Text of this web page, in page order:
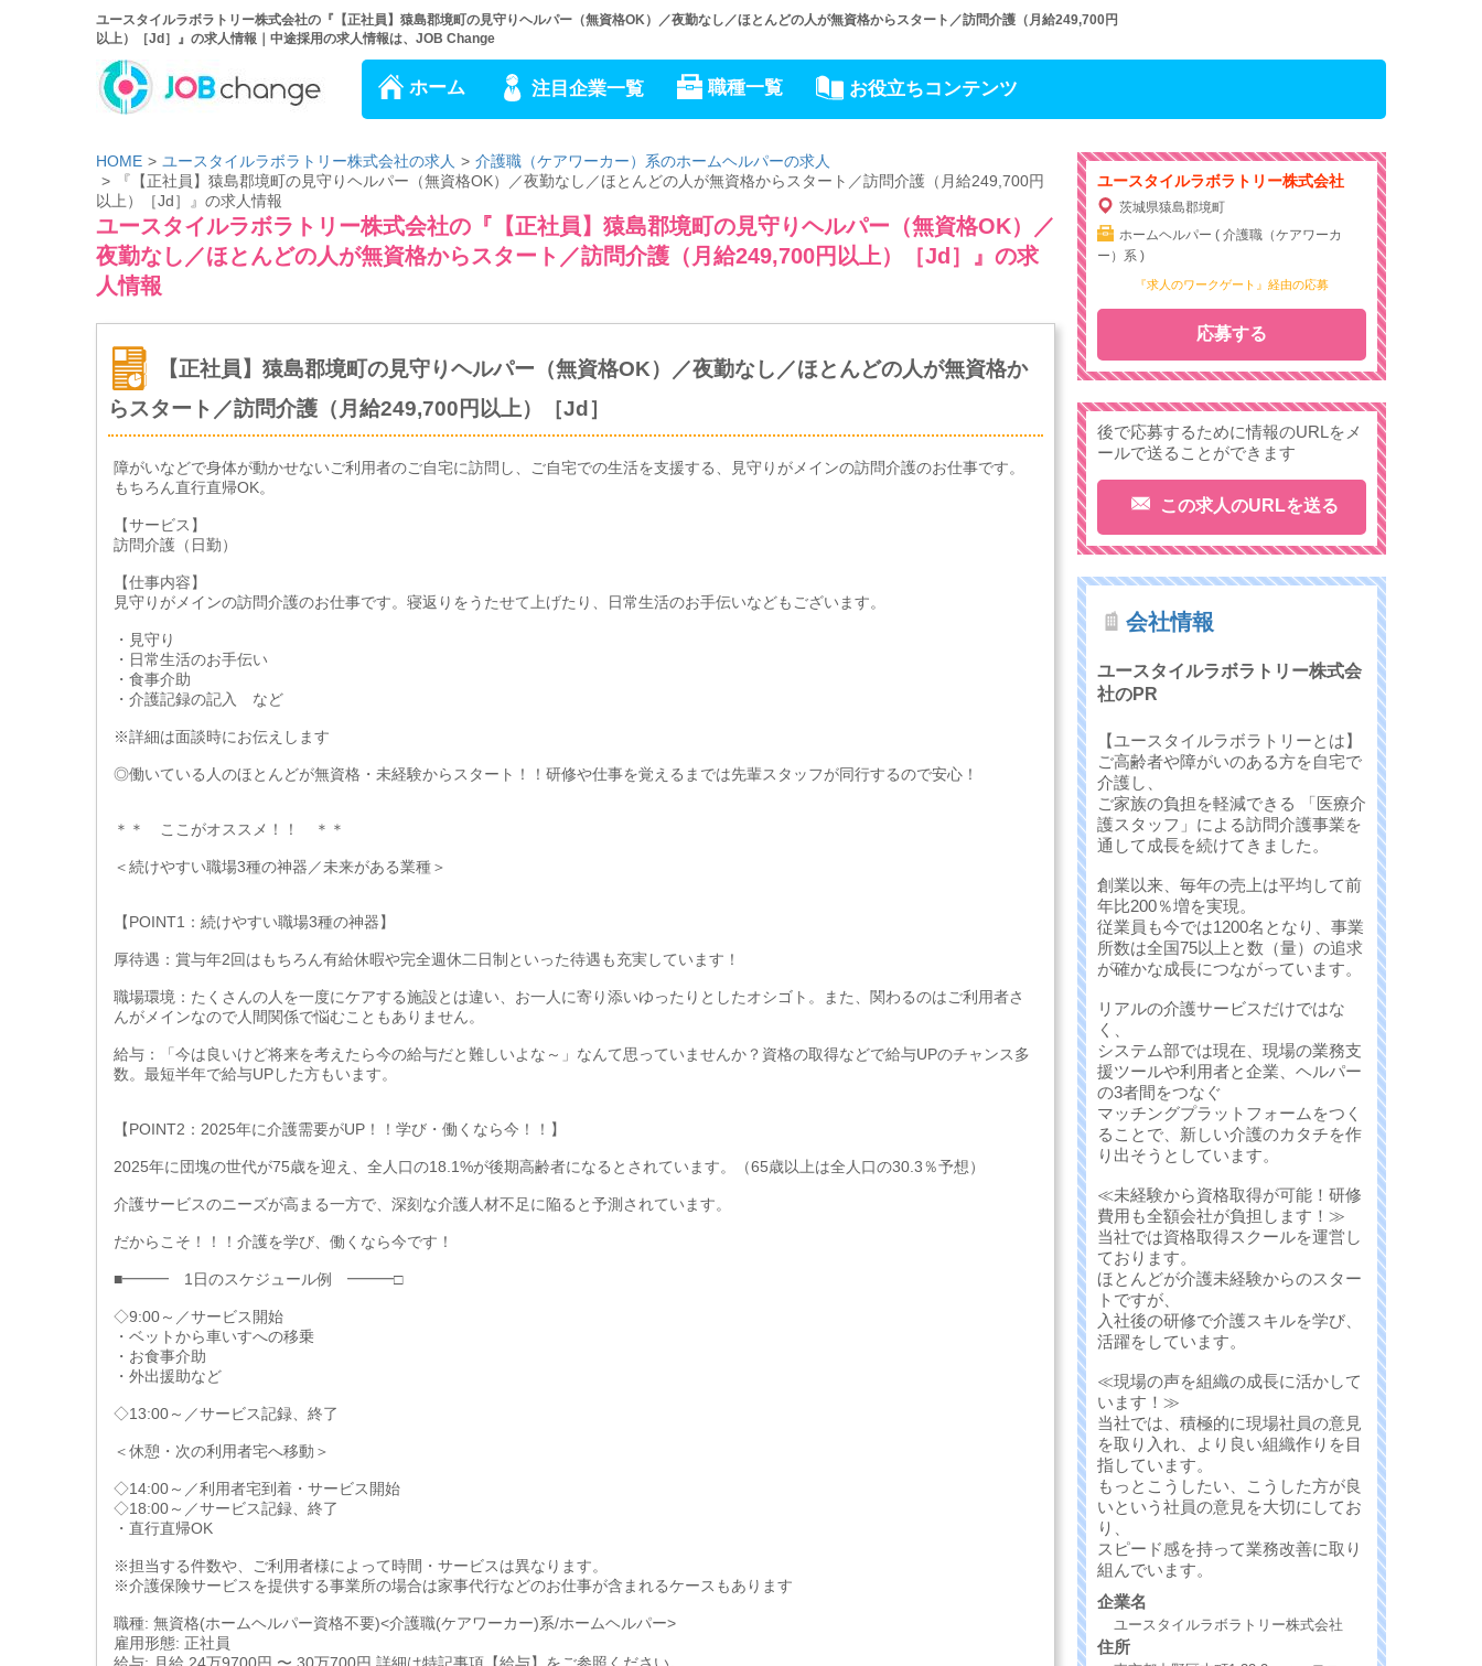
ユースタイルラボラトリー株式会社の『【正社員】猿島郡境町の見守りヘルパー（無資格OK）／夜勤なし／ほとんどの人が無資格からスタート／訪問介護（月給249,700円
以上）［Jd］』の求人情報｜中途採用の求人情報は、JOB Change
ホーム 注目企業一覧 職種一覧 お役立ちコンテンツ
HOME ユースタイルラボラトリー株式会社の求人
介護職（ケアワーカー）系のホームヘルパーの求人
『【正社員】猿島郡境町の見守りヘルパー（無資格OK）／夜勤なし／ほとんどの人が無資格からスタート／訪問介護（月給249,700円
以上）［Jd］』の求人情報
ユースタイルラボラトリー株式会社の『【正社員】猿島郡境町の見守りヘルパー（無資格OK）／
夜勤なし／ほとんどの人が無資格からスタート／訪問介護（月給249,700円以上）［Jd］』の求
人情報
【正社員】猿島郡境町の見守りヘルパー（無資格OK）／夜勤なし／ほとんどの人が無資格か
らスタート／訪問介護（月給249,700円以上）［Jd］
障がいなどで身体が動かせないご利用者のご自宅に訪問し、ご自宅での生活を支援する、見守りがメインの訪問介護のお仕事です。
もちろん直行直帰OK。
【サービス】
訪問介護（日勤）
【仕事内容】
見守りがメインの訪問介護のお仕事です。寝返りをうたせて上げたり、日常生活のお手伝いなどもございます。
・見守り
・日常生活のお手伝い
・食事介助
・介護記録の記入 など
※詳細は面談時にお伝えします
◎働いている人のほとんどが無資格・未経験からスタート！！研修や仕事を覚えるまでは先輩スタッフが同行するので安心！
＊＊ ここがオススメ！！ ＊＊
＜続けやすい職場3種の神器／未来がある業種＞
【POINT1：続けやすい職場3種の神器】
厚待遇：賞与年2回はもちろん有給休暇や完全週休二日制といった待遇も充実しています！
職場環境：たくさんの人を一度にケアする施設とは違い、お一人に寄り添いゆったりとしたオシゴト。また、関わるのはご利用者さ
んがメインなので人間関係で悩むこともありません。
給与：「今は良いけど将来を考えたら今の給与だと難しいよな～」なんて思っていませんか？資格の取得などで給与UPのチャンス多
数。最短半年で給与UPした方もいます。
【POINT2：2025年に介護需要がUP！！学び・働くなら今！！】
2025年に団塊の世代が75歳を迎え、全人口の18.1%が後期高齢者になるとされています。（65歳以上は全人口の30.3％予想）
介護サービスのニーズが高まる一方で、深刻な介護人材不足に陥ると予測されています。
だからこそ！！！介護を学び、働くなら今です！
■━━━ 1日のスケジュール例 ━━━□
◇9:00～／サービス開始
・ベットから車いすへの移乗
・お食事介助
・外出援助など
◇13:00～／サービス記録、終了
＜休憩・次の利用者宅へ移動＞
◇14:00～／利用者宅到着・サービス開始
◇18:00～／サービス記録、終了
・直行直帰OK
※担当する件数や、ご利用者様によって時間・サービスは異なります。
※介護保険サービスを提供する事業所の場合は家事代行などのお仕事が含まれるケースもあります
職種: 無資格(ホームヘルパー資格不要)<介護職(ケアワーカー)系/ホームヘルパー>
雇用形態: 正社員
ユースタイルラボラトリー株式会社
茨城県猿島郡境町
ホームヘルパー ( 介護職（ケアワーカ
ー）系 )
『求人のワークゲート』経由の応募
応募する
後で応募するために情報のURLをメ
ールで送ることができます
この求人のURLを送る
会社情報
ユースタイルラボラトリー株式会
社のPR
【ユースタイルラボラトリーとは】
ご高齢者や障がいのある方を自宅で
介護し、
ご家族の負担を軽減できる 「医療介
護スタッフ」による訪問介護事業を
通して成長を続けてきました。
創業以来、毎年の売上は平均して前
年比200％増を実現。
従業員も今では1200名となり、事業
所数は全国75以上と数（量）の追求
が確かな成長につながっています。
リアルの介護サービスだけではな
く、
システム部では現在、現場の業務支
援ツールや利用者と企業、ヘルパー
の3者間をつなぐ
マッチングプラットフォームをつく
ることで、新しい介護のカタチを作
り出そうとしています。
≪未経験から資格取得が可能！研修
費用も全額会社が負担します！≫
当社では資格取得スクールを運営し
ております。
ほとんどが介護未経験からのスター
トですが、
入社後の研修で介護スキルを学び、
活躍をしています。
≪現場の声を組織の成長に活かして
います！≫
当社では、積極的に現場社員の意見
を取り入れ、より良い組織作りを目
指しています。
もっとこうしたい、こうした方が良
いという社員の意見を大切にしてお
り、
スピード感を持って業務改善に取り
組んでいます。
企業名
ユースタイルラボラトリー株式会社
住所